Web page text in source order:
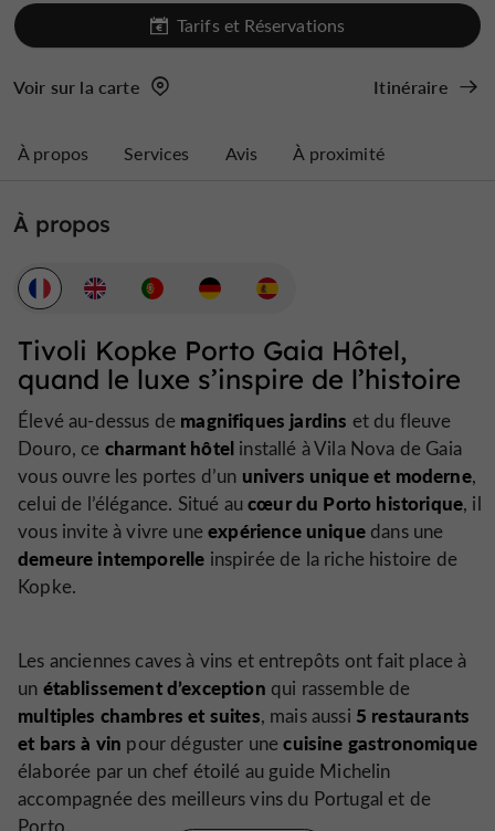
Tarifs et Réservations
Voir sur la carte Itinéraire
À propos Services Avis À proximité
À propos
Tivoli Kopke Porto Gaia Hôtel,
quand le luxe s’inspire de l’histoire
Élevé au-dessus de magnifiques jardins et du fleuve
Douro, ce charmant hôtel installé à Vila Nova de Gaia
vous ouvre les portes d’un univers unique et moderne,
celui de l’élégance. Situé aucœur du Porto historique, il
vous invite à vivre uneexpérience unique dans une
demeure intemporelle inspirée de la riche histoire de
Kopke.
Les anciennes caves à vins et entrepôts ont fait place à
un établissement d’exception qui rassemble de
multiples chambres et suites, mais aussi 5 restaurants
et bars à vin pour déguster unecuisine gastronomique
élaborée par un chef étoilé au guide Michelin
accompagnée des meilleurs vins du Portugal et de
Porto.